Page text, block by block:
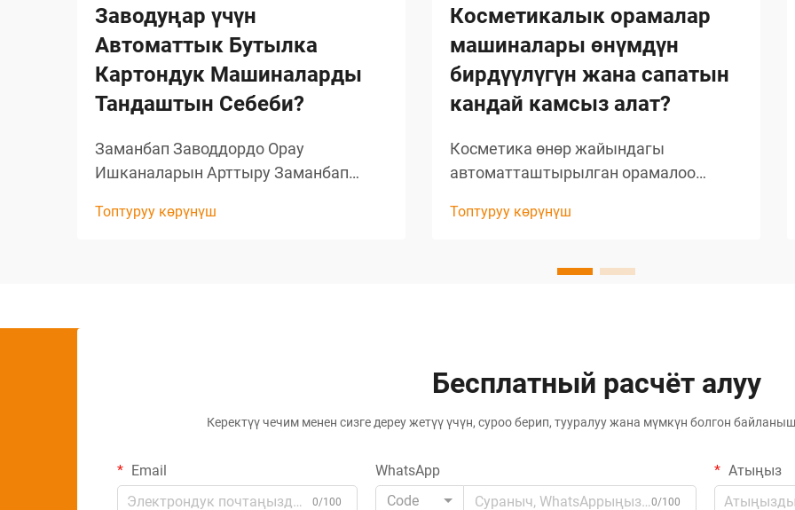
Заводуңар үчүн
Автоматтык Бутылка
Картондук Машиналарды
Тандаштын Себеби?
Заманбап Заводдордо Орау
Ишканаларын Арттыру Заманбап
тактык конкурентке каршы
Топтуруу көрүнүш
Косметикалык орамалар
машиналары өнүмдүн
бирдүүлүгүн жана сапатын
кандай камсыз алат?
Косметика өнөр жайындагы
автоматташтырылган орамалоо
Косметика өндүрүш сектору
машиналардын киргизилиши менен
Топтуруу көрүнүш
Бесплатный расчёт алуу
Керектүү чечим менен сизге дереу жетүү үчүн, суроо берип, тууралуу жана мүмкүн болгон
Email
0/100
WhatsApp
Code
0/100
Атыңыз